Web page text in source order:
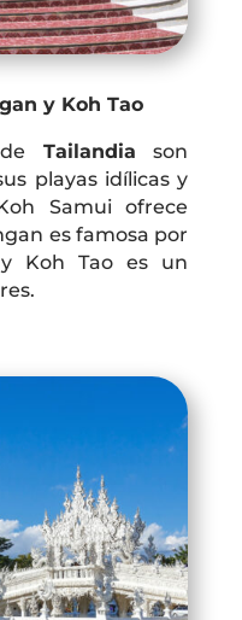
y Koh Tao
Tailandia son
playas idílicas y
Samui ofrece
es famosa por
Koh Tao es un